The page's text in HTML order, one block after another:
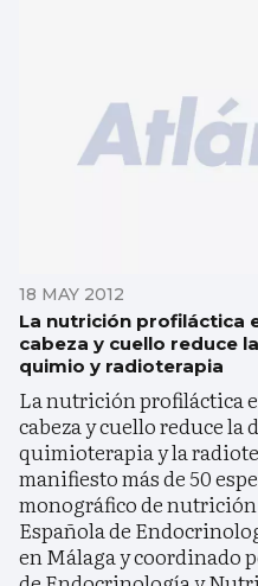
18 MAY 2012
La nutrición profiláctica
cabeza y cuello reduce
quimio y radioterapia
La nutrición profiláctica
cabeza y cuello reduce
quimioterapia y la
manifiesto más de 50
monográfico de nutrición
Española de
en Málaga y coordinado